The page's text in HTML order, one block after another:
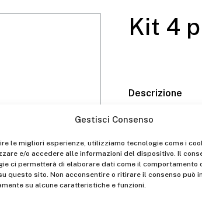
Gestisci Consenso
le migliori esperienze, utilizziamo tecnologie come i
e/o accedere alle informazioni del dispositivo. Il
ci permetterà di elaborare dati come il comportamento
questo sito. Non acconsentire o ritirare il consenso può
su alcune caratteristiche e funzioni.
Kit 4
Descrizione
I ricambi sono